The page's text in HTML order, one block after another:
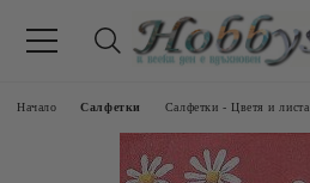
Начало Салфетки Салфетки - Цветя и листа